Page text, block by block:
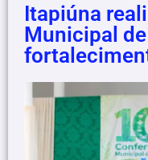
Itapiúna
Municipal